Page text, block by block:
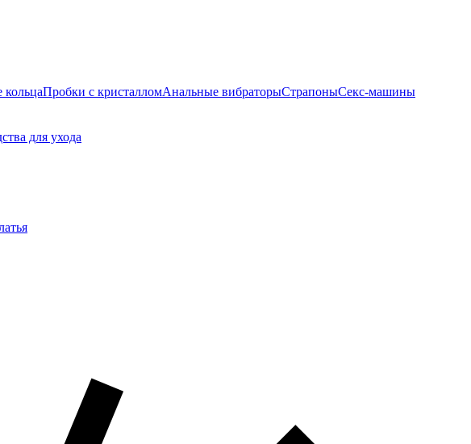
Пробки с кристалломАнальные вибраторыСтрапоныСекс-машины
для ухода